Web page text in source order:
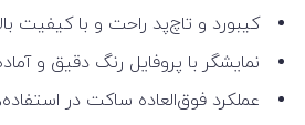
کیبورد و تاچ‌پد راحت و با کیفیت
نمایشگر با پروفایل رنگ دقیق و
عملکرد فوق‌العاده ساکت در